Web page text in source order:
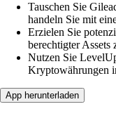
Tauschen Sie
handeln Sie mit
Erzielen Sie
berechtigter
Nutzen Sie
Kryptowährungen
App herunterladen